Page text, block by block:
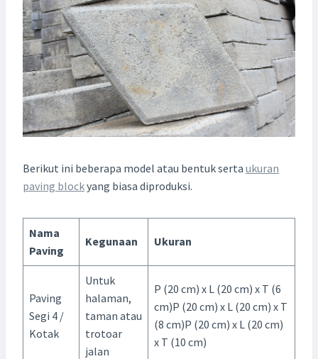
Berikut ini beberapa model atau bentuk serta ukuran
paving blockyang biasa diproduksi.
Nama
Paving
Kegunaan Ukuran
Paving
Segi 4 /
Kotak
Untuk
halaman,
taman atau
trotoar
jalan
P (20 cm) x L (20 cm) x T (6
cm)P (20 cm) x L (20 cm) x T
(8 cm)P (20 cm) x L (20 cm)
x T (10 cm)